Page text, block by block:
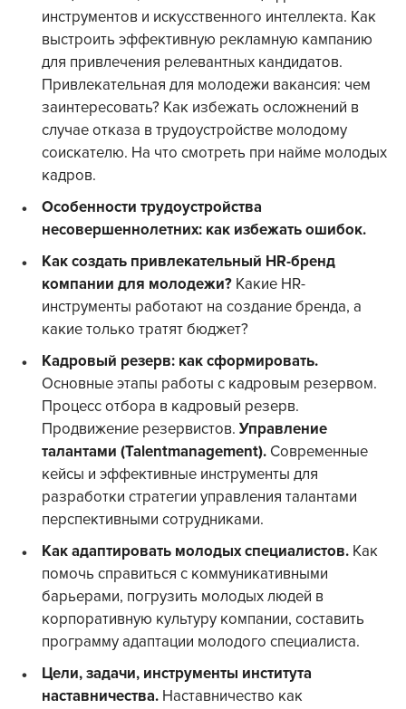
инструментов и искусственного интеллекта. Как
выстроить эффективную рекламную кампанию
для привлечения релевантных кандидатов.
Привлекательная для молодежи вакансия: чем
заинтересовать? Как избежать осложнений в
случае отказа в трудоустройстве молодому
соискателю. На что смотреть при найме молодых
кадров.
Особенности трудоустройства
несовершеннолетних: как избежать ошибок.
Как создать привлекательный HR-бренд
компании для молодежи? Какие HR-
инструменты работают на создание бренда, а
какие только тратят бюджет?
Кадровый резерв: как сформировать.
Основные этапы работы с кадровым резервом.
Процесс отбора в кадровый резерв.
Продвижение резервистов. Управление
талантами (Talentmanagement). Современные
кейсы и эффективные инструменты для
разработки стратегии управления талантами
перспективными сотрудниками.
Как адаптировать молодых специалистов. Как
помочь справиться с коммуникативными
барьерами, погрузить молодых людей в
корпоративную культуру компании, составить
программу адаптации молодого специалиста.
Цели, задачи, инструменты института
наставничества. Наставничество как